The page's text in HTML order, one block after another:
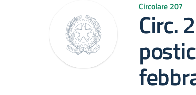
Circolare 207
Circ.